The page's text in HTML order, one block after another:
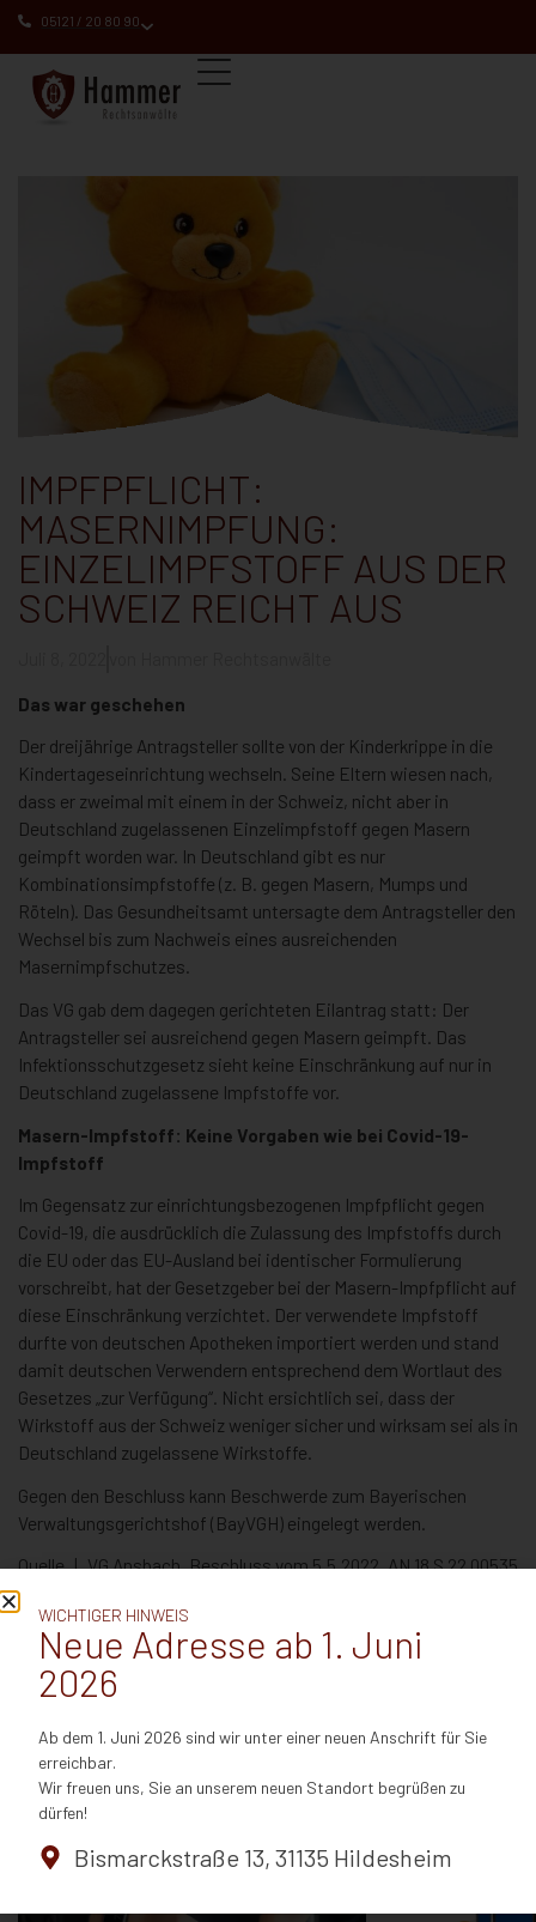
05121 / 20 80 90
Zurück zur Übersicht
IMPFPFLICHT:
MASERNIMPFUNG:
EINZELIMPFSTOFF AUS DER
SCHWEIZ REICHT AUS
Das war geschehen
Der dreijährige Antragsteller sollte von der Kinderkrippe in die
Kindertageseinrichtung wechseln. Seine Eltern wiesen nach,
dass er zweimal mit einem in der Schweiz, nicht aber in
Deutschland zugelassenen Einzelimpfstoff gegen Masern
geimpft worden war. In Deutschland gibt es nur
Kombinationsimpfstoffe (z. B. gegen Masern, Mumps und
Röteln). Das Gesundheitsamt untersagte dem Antragsteller den
Wechsel bis zum Nachweis eines ausreichenden
Masernimpfschutzes.
Das VG gab dem dagegen gerichteten Eilantrag statt: Der
Antragsteller sei ausreichend gegen Masern geimpft. Das
Infektionsschutzgesetz sieht keine Einschränkung auf nur in
Deutschland zugelassene Impfstoffe vor.
Masern-Impfstoff: Keine Vorgaben wie bei Covid-19-
Impfstoff
Im Gegensatz zur einrichtungsbezogenen Impfpflicht gegen
Covid-19, die ausdrücklich die Zulassung des Impfstoffs durch
die EU oder das EU-Ausland bei identischer Formulierung
vorschreibt, hat der Gesetzgeber bei der Masern-Impfpflicht auf
diese Einschränkung verzichtet. Der verwendete Impfstoff
durfte von deutschen Apotheken importiert werden und stand
damit deutschen Verwendern entsprechend dem Wortlaut des
Gesetzes „zur Verfügung“. Nicht ersichtlich sei, dass der
Wirkstoff aus der Schweiz weniger sicher und wirksam sei als in
Deutschland zugelassene Wirkstoffe.
Gegen den Beschluss kann Beschwerde zum Bayerischen
Verwaltungsgerichtshof (BayVGH) eingelegt werden.
Quelle | VG Ansbach, Beschluss vom 5.5.2022, AN 18 S 22.00535
Das könnte Sie auch interessieren
Alle Beiträge
WICHTIGER HINWEIS
Neue Adresse ab 1. Juni
2026
Ab dem 1. Juni 2026 sind wir unter einer neuen Anschrift für Sie
erreichbar.
Wir freuen uns, Sie an unserem neuen Standort begrüßen zu
dürfen!
Bismarckstraße 13, 31135 Hildesheim